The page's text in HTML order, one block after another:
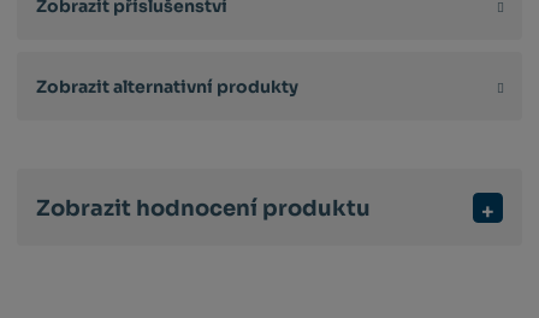
Zobrazit příslušenství
Zobrazit alternativní produkty
Zobrazit hodnocení produktu